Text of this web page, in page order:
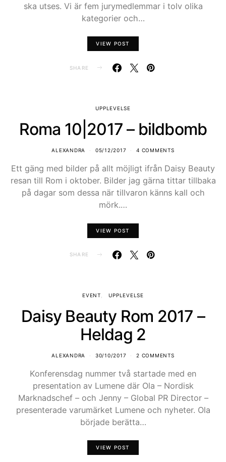
ska utses. Vi är fem jurymedlemmar i tolv olika
kategorier och…
VIEW POST
SHARE
UPPLEVELSE
Roma 10|2017 – bildbomb
ALEXANDRA 05/12/2017 4 COMMENTS
Ett gäng med bilder på allt möjligt ifrån Daisy Beauty
resan till Rom i oktober. Bilder jag gärna tittar tillbaka
på dagar som dessa när tillvaron känns kall och
mörk.…
VIEW POST
SHARE
EVENT UPPLEVELSE
Daisy Beauty Rom 2017 –
Heldag 2
ALEXANDRA 30/10/2017 2 COMMENTS
Konferensdag nummer två startade med en
presentation av Lumene där Ola – Nordisk
Marknadschef – och Jenny – Global PR Director –
presenterade varumärket Lumene och nyheter. Ola
började berätta…
VIEW POST